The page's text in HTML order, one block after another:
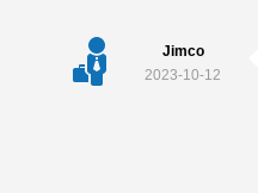
Jimco
2023-10-12